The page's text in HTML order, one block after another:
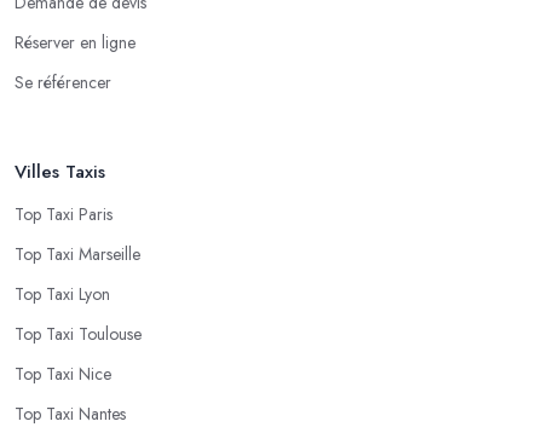
Réserver en ligne
Se référencer
Villes Taxis
Top Taxi Paris
Top Taxi Marseille
Top Taxi Lyon
Top Taxi Toulouse
Top Taxi Nice
Top Taxi Nantes